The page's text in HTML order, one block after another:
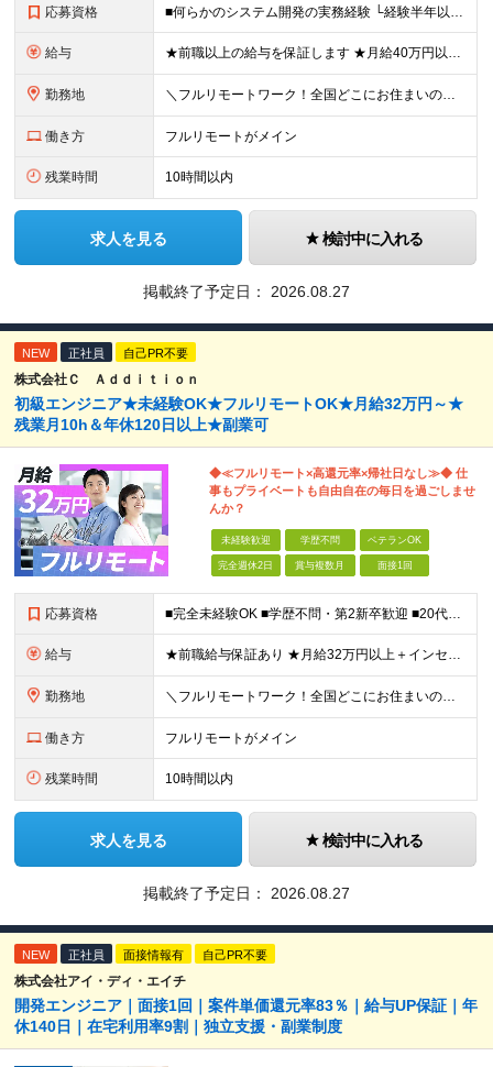
応募資格 ■何らかのシステム開発の実務経験 └経験半年以上の方を想定しています！(フェーズ不問) ■学歴不問・第2新卒歓迎・ブランクOK ■20代～50代まで幅広く活躍中 経験よりも“主体性があるかどうか”を
給与 ★前職以上の給与を保証します ★月給40万円以上＋インセンティブあり 月給40万円以上＋インセンティブ＋各種手当 ※上記には固定残業代（月30時間・44,400円～）を含みます ※超過分は別途支給し
勤務地 ＼フルリモートワーク！全国どこにお住まいの方も大歓迎／ 現在、10名中8名がフルリモートで活躍中！ フルリモート・ハイブリット案件を数多く保有しているため、 住む場所は全国どこでもOKです◎ ＼フ
働き方 フルリモートがメイン
残業時間 10時間以内
求人を見る 検討中に入れる
掲載終了予定日： 2026.08.27
NEW 正社員 自己PR不要
株式会社Ｃ Ａｄｄｉｔｉｏｎ
初級エンジニア★未経験OK★フルリモートOK★月給32万円～★
残業月10h＆年休120日以上★副業可
◆≪フルリモート×高還元率×帰社日なし≫◆ 仕
事もプライベートも自由自在の毎日を過ごしませ
んか？
未経験歓迎 学歴不問 ベテランOK
完全週休2日 賞与複数月 面接1回
応募資格 ■完全未経験OK ■学歴不問・第2新卒歓迎 ■20代～30代まで活躍中 経験よりも“目標があるか”を面接では見ています！ 「ITスキルを身につけて安定したキャリアを歩みたい」 「推し活のために収入U
給与 ★前職給与保証あり ★月給32万円以上＋インセンティブあり 月給32万円以上＋インセンティブ＋各種手当 ※上記には固定残業代（月30時間・44,400円～）を含みます ※超過分は別途支給します ※試
勤務地 ＼フルリモートワーク！全国どこにお住まいの方も大歓迎／ 現在、10名中8名がフルリモートで活躍中！ フルリモート・ハイブリット案件を数多く保有しているため、 住む場所は全国どこでもOKです◎ ＼フ
働き方 フルリモートがメイン
残業時間 10時間以内
求人を見る 検討中に入れる
掲載終了予定日： 2026.08.27
NEW 正社員 面接情報有 自己PR不要
株式会社アイ・ディ・エイチ
開発エンジニア｜面接1回｜案件単価還元率83％｜給与UP保証｜年
休140日｜在宅利用率9割｜独立支援・副業制度